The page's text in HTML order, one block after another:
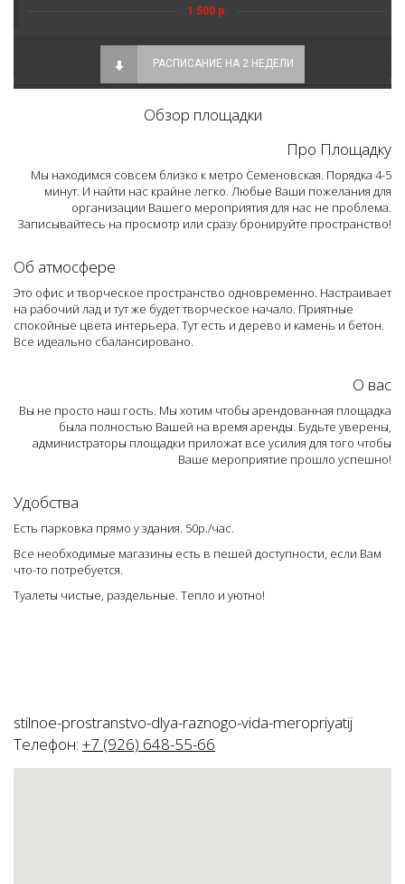
Обзор площадки
Про Площадку
Мы находимся совсем близко к метро Семеновская. Порядка 4-5
минут. И найти нас крайне легко. Любые Ваши пожелания для
организации Вашего мероприятия для нас не проблема.
Записывайтесь на просмотр или сразу бронируйте пространство!
Об атмосфере
Это офис и творческое пространство одновременно. Настраивает
на рабочий лад и тут же будет творческое начало. Приятные
спокойные цвета интерьера. Тут есть и дерево и камень и бетон.
Все идеально сбалансировано.
О вас
Вы не просто наш гость. Мы хотим чтобы арендованная площадка
была полностью Вашей на время аренды. Будьте уверены,
администраторы площадки приложат все усилия для того чтобы
Ваше мероприятие прошло успешно!
Удобства
Есть парковка прямо у здания. 50р./час.
Все необходимые магазины есть в пешей доступности, если Вам
что-то потребуется.
Туалеты чистые, раздельные. Тепло и уютно!
stilnoe-prostranstvo-dlya-raznogo-vida-meropriyatij
Телефон: +7 (926) 648-55-66